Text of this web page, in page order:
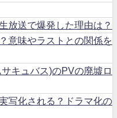
放送で爆発した理由は？
意味やラストとの関係を
キュバス)のPVの廃墟ロ
写化される？ドラマ化の